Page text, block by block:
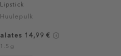
Lipstick
Huulepulk
alates 14,99 €
1.5 g